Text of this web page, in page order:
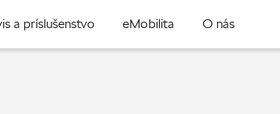
a príslušenstvo eMobilita O nás